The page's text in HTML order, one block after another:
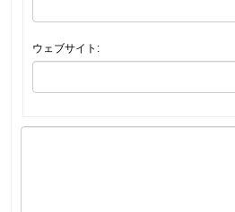
ウェブサイト: